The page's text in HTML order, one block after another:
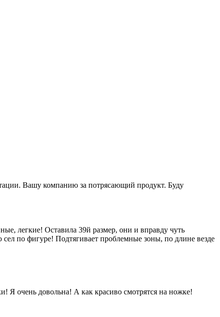
Вашу компанию за потрясающий продукт. Буду
легкие! Оставила 39й размер, они и вправду чуть
по фигуре! Подтягивает проблемные зоны, по длине везде
Я очень довольна! А как красиво смотрятся на ножке!